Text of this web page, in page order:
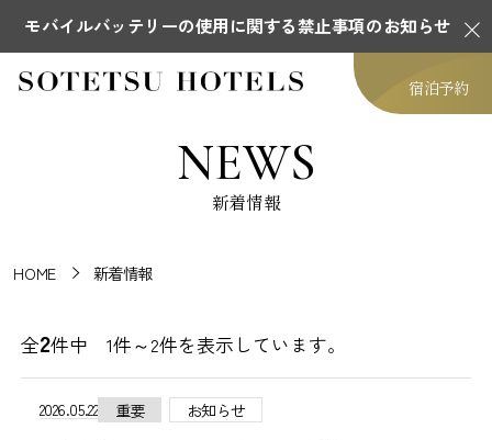
モバイルバッテリーの使用に関する禁止事項のお知らせ
宿泊予約
NEWS
新着情報
HOME 新着情報
全2件中 1件～2件を表示しています。
2026.05.22 重要 お知らせ